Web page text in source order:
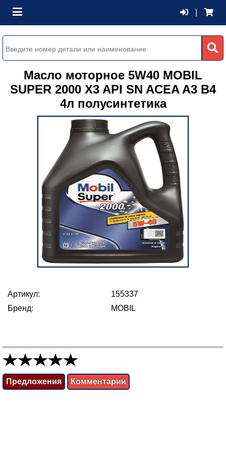
Масло моторное 5W40 MOBIL
SUPER 2000 X3 API SN ACEA A3 B4
4л полусинтетика
Артикул:
155337
Бренд:
MOBIL
Предложения Комментарии